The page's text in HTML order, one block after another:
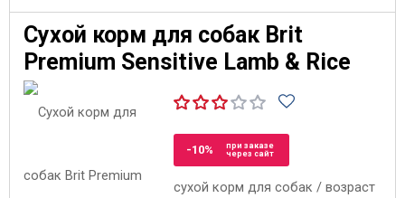
Сухой корм для собак Brit
Premium Sensitive Lamb & Rice
-10%
при заказе
через сайт
сухой корм для собак / возраст